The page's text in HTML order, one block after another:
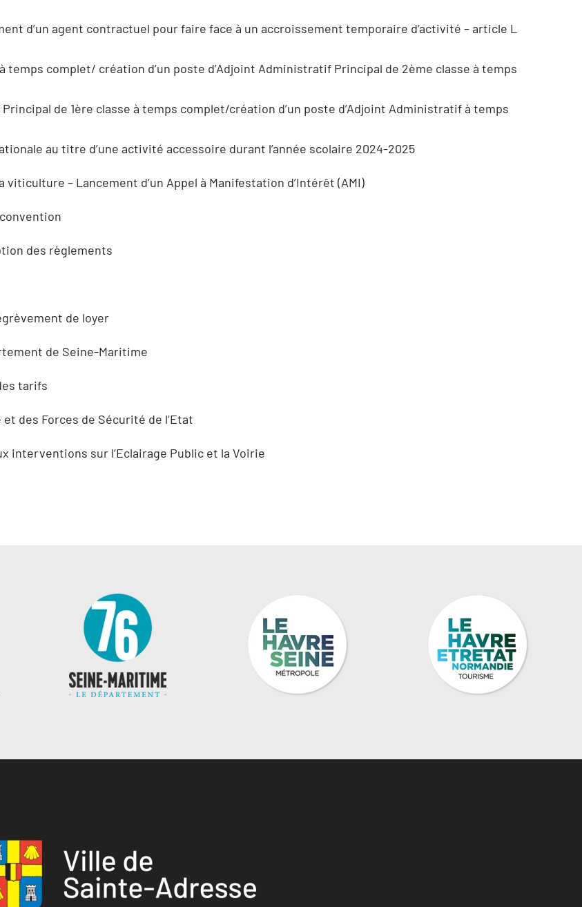
d’un agent contractuel pour faire face à un accroissement temporaire d’activité – article L
temps complet/ création d’un poste d’Adjoint Administratif Principal de 2ème classe à temps
de 1ère classe à temps complet/création d’un poste d’Adjoint Administratif à temps
au titre d’une activité accessoire durant l’année scolaire 2024-2025
– Lancement d’un Appel à Manifestation d’Intérêt (AMI)
des règlements
de loyer
de Seine-Maritime
tarifs
des Forces de Sécurité de l’Etat
interventions sur l’Eclairage Public et la Voirie